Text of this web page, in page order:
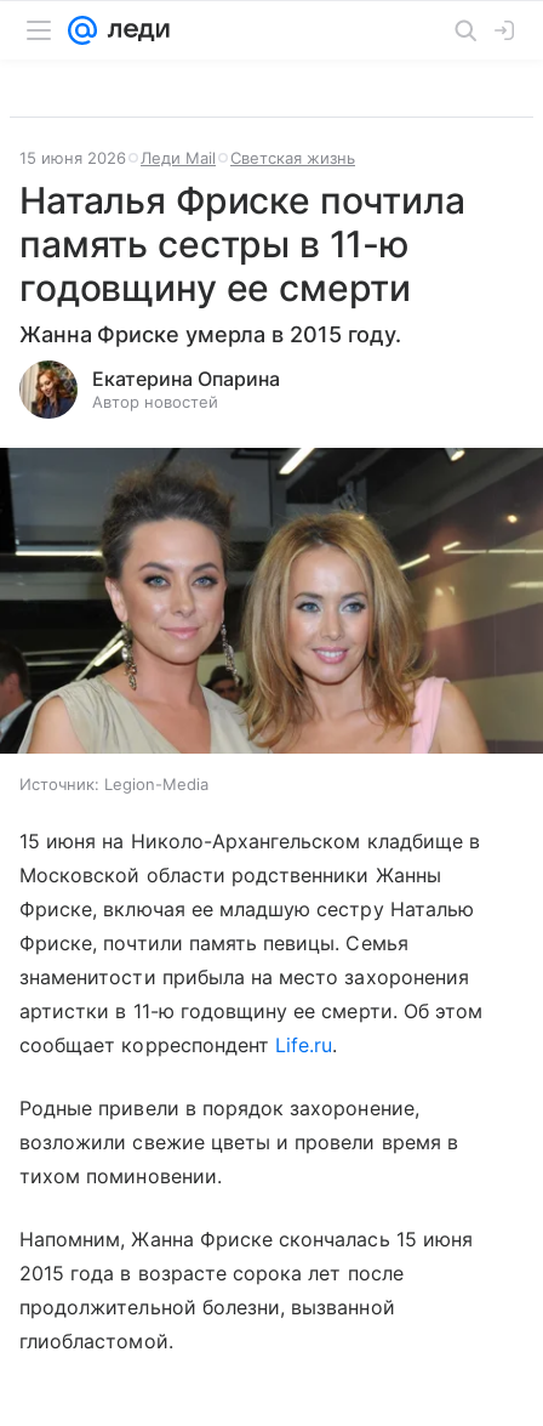
15 июня 2026 Леди Mail Светская жизнь
Наталья Фриске почтила
память сестры в 11-ю
годовщину ее смерти
Жанна Фриске умерла в 2015 году.
Екатерина Опарина
Автор новостей
Источник: Legion-Media
15 июня на Николо-Архангельском кладбище в
Московской области родственники Жанны
Фриске, включая ее младшую сестру Наталью
Фриске, почтили память певицы. Семья
знаменитости прибыла на место захоронения
артистки в 11-ю годовщину ее смерти. Об этом
сообщает корреспондент Life.ru.
Родные привели в порядок захоронение,
возложили свежие цветы и провели время в
тихом поминовении.
Напомним, Жанна Фриске скончалась 15 июня
2015 года в возрасте сорока лет после
продолжительной болезни, вызванной
глиобластомой.